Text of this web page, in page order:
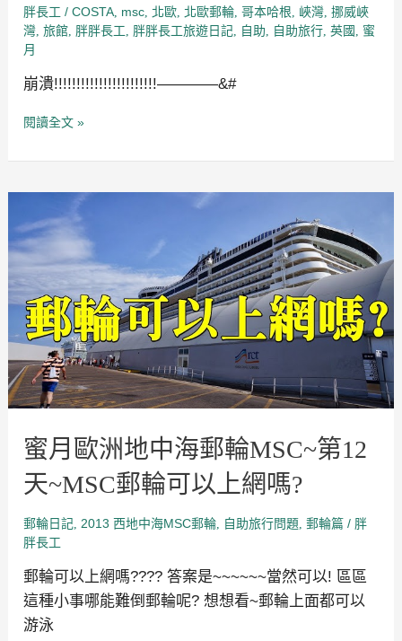
胖長工/COSTA msc ,北歐 ,北歐郵輪 ,哥本哈根 峽灣 ,挪威峽
灣 ,旅館 胖胖長工 胖胖長工旅遊日記 自助 自助旅行 ,英國
蜜
月
崩潰!!!!!!!!!!!!!!!!!!!!!!!————&#
閱讀全文 »
蜜月歐洲地中海郵輪MSC~第12
天~MSC郵輪可以上網嗎?
郵輪日記 2013 西地中海MSC郵輪 自助旅行問題 ,郵輪篇 / 胖
胖長工
郵輪可以上網嗎???? 答案是~~~~~~當然可以! 區區
這種小事哪能難倒郵輪呢? 想想看~郵輪上面都可以
游泳
歐
洲
中
海
郵
輪
MSC~
12
天
~MSC
郵
可
以
上
網